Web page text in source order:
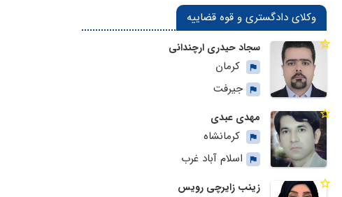
وکلای دادگستری و قوه قضاییه
سجاد حیدری ارچندانی
کرمان
جیرفت
مهدی عبدی
کرمانشاه
اسلام آباد غرب
زینب زایرچی رویس